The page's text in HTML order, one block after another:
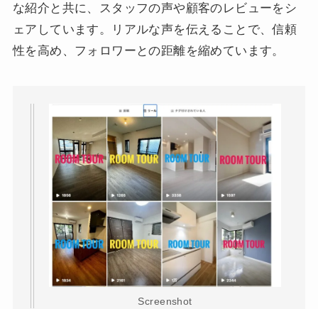
な紹介と共に、スタッフの声や顧客のレビューをシ
ェアしています。リアルな声を伝えることで、信頼
性を高め、フォロワーとの距離を縮めています。
Screenshot